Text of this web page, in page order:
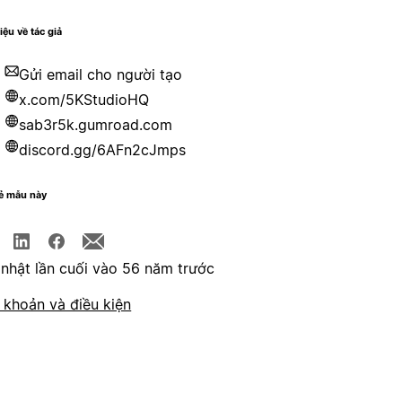
về tác giả
Gửi email cho người tạo
x.com/5KStudioHQ
sab3r5k.gumroad.com
discord.gg/6AFn2cJmps
mẫu này
lần cuối vào 56 năm trước
và điều kiện